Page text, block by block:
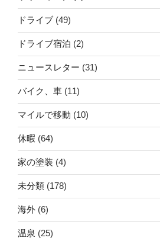
ドライブ (49)
ドライブ宿泊 (2)
ニュースレター (31)
バイク、車 (11)
マイルで移動 (10)
休暇 (64)
家の塗装 (4)
未分類 (178)
海外 (6)
温泉 (25)